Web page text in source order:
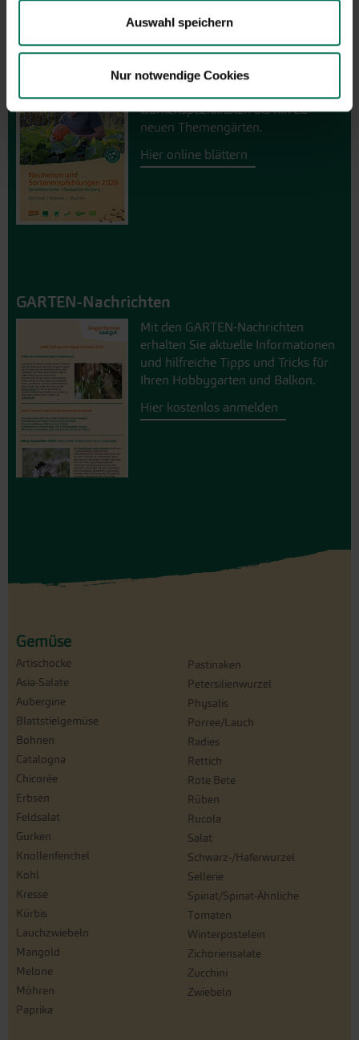
Auswahl speichern
Nur notwendige Cookies
Neuheiten & Sortenempfehlungen 2026
Entdecken Sie unsere Neuheiten
Gurkenspezialitäten bis hin zu
neuen Themengärten.
Hier online blättern
GARTEN-Nachrichten
Mit den GARTEN-Nachrichten
erhalten Sie aktuelle Informationen
und hilfreiche Tipps und Tricks für
Ihren Hobbygarten und Balkon.
Hier kostenlos anmelden
Gemüse
Artischocke
Asia-Salate
Aubergine
Blattstielgemüse
Bohnen
Catalogna
Chicorée
Erbsen
Feldsalat
Gurken
Knollenfenchel
Kohl
Kresse
Kürbis
Lauchzwiebeln
Mangold
Melone
Möhren
Paprika
Pastinaken
Petersilienwurzel
Physalis
Porree/Lauch
Radies
Rettich
Rote Bete
Rüben
Rucola
Salat
Schwarz-/Haferwurzel
Sellerie
Spinat/Spinat-Ähnliche
Tomaten
Winterpostelein
Zichoriensalate
Zucchini
Zwiebeln